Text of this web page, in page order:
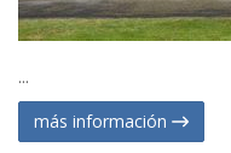
...
más información